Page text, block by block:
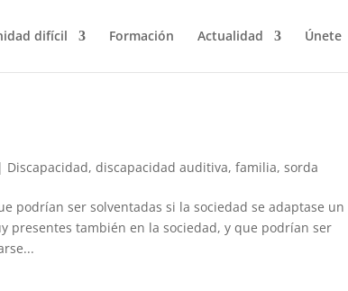
difícil Formación Actualidad Únete
| Discapacidad,discapacidad auditiva,familia,sorda
podrían ser solventadas si la sociedad se adaptase un
presentes también en la sociedad, y que podrían ser